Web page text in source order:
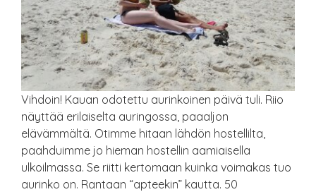
Vihdoin! Kauan odotettu aurinkoinen päivä tuli. Riio
näyttää erilaiselta auringossa, paaaljon
elävämmältä. Otimme hitaan lähdön hostellilta,
paahduimme jo hieman hostellin aamiaisella
ulkoilmassa. Se riitti kertomaan kuinka voimakas tuo
aurinko on. Rantaan “apteekin” kautta. 50